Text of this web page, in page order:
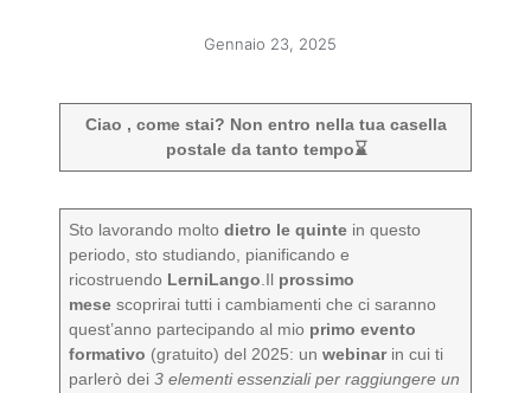
Gennaio 23, 2025
Ciao , come stai? Non entro nella tua casella
postale da tanto tempo⌛
Sto lavorando moltodietro le quinte in questo
periodo, sto studiando, pianificando e
ricostruendo LerniLango .Il prossimo
mese scoprirai tutti i cambiamenti che ci saranno
quest’anno partecipando al mio primo evento
formativo (gratuito) del 2025: unwebinarin cui ti
parlerò dei3 elementi essenziali per raggiungere un